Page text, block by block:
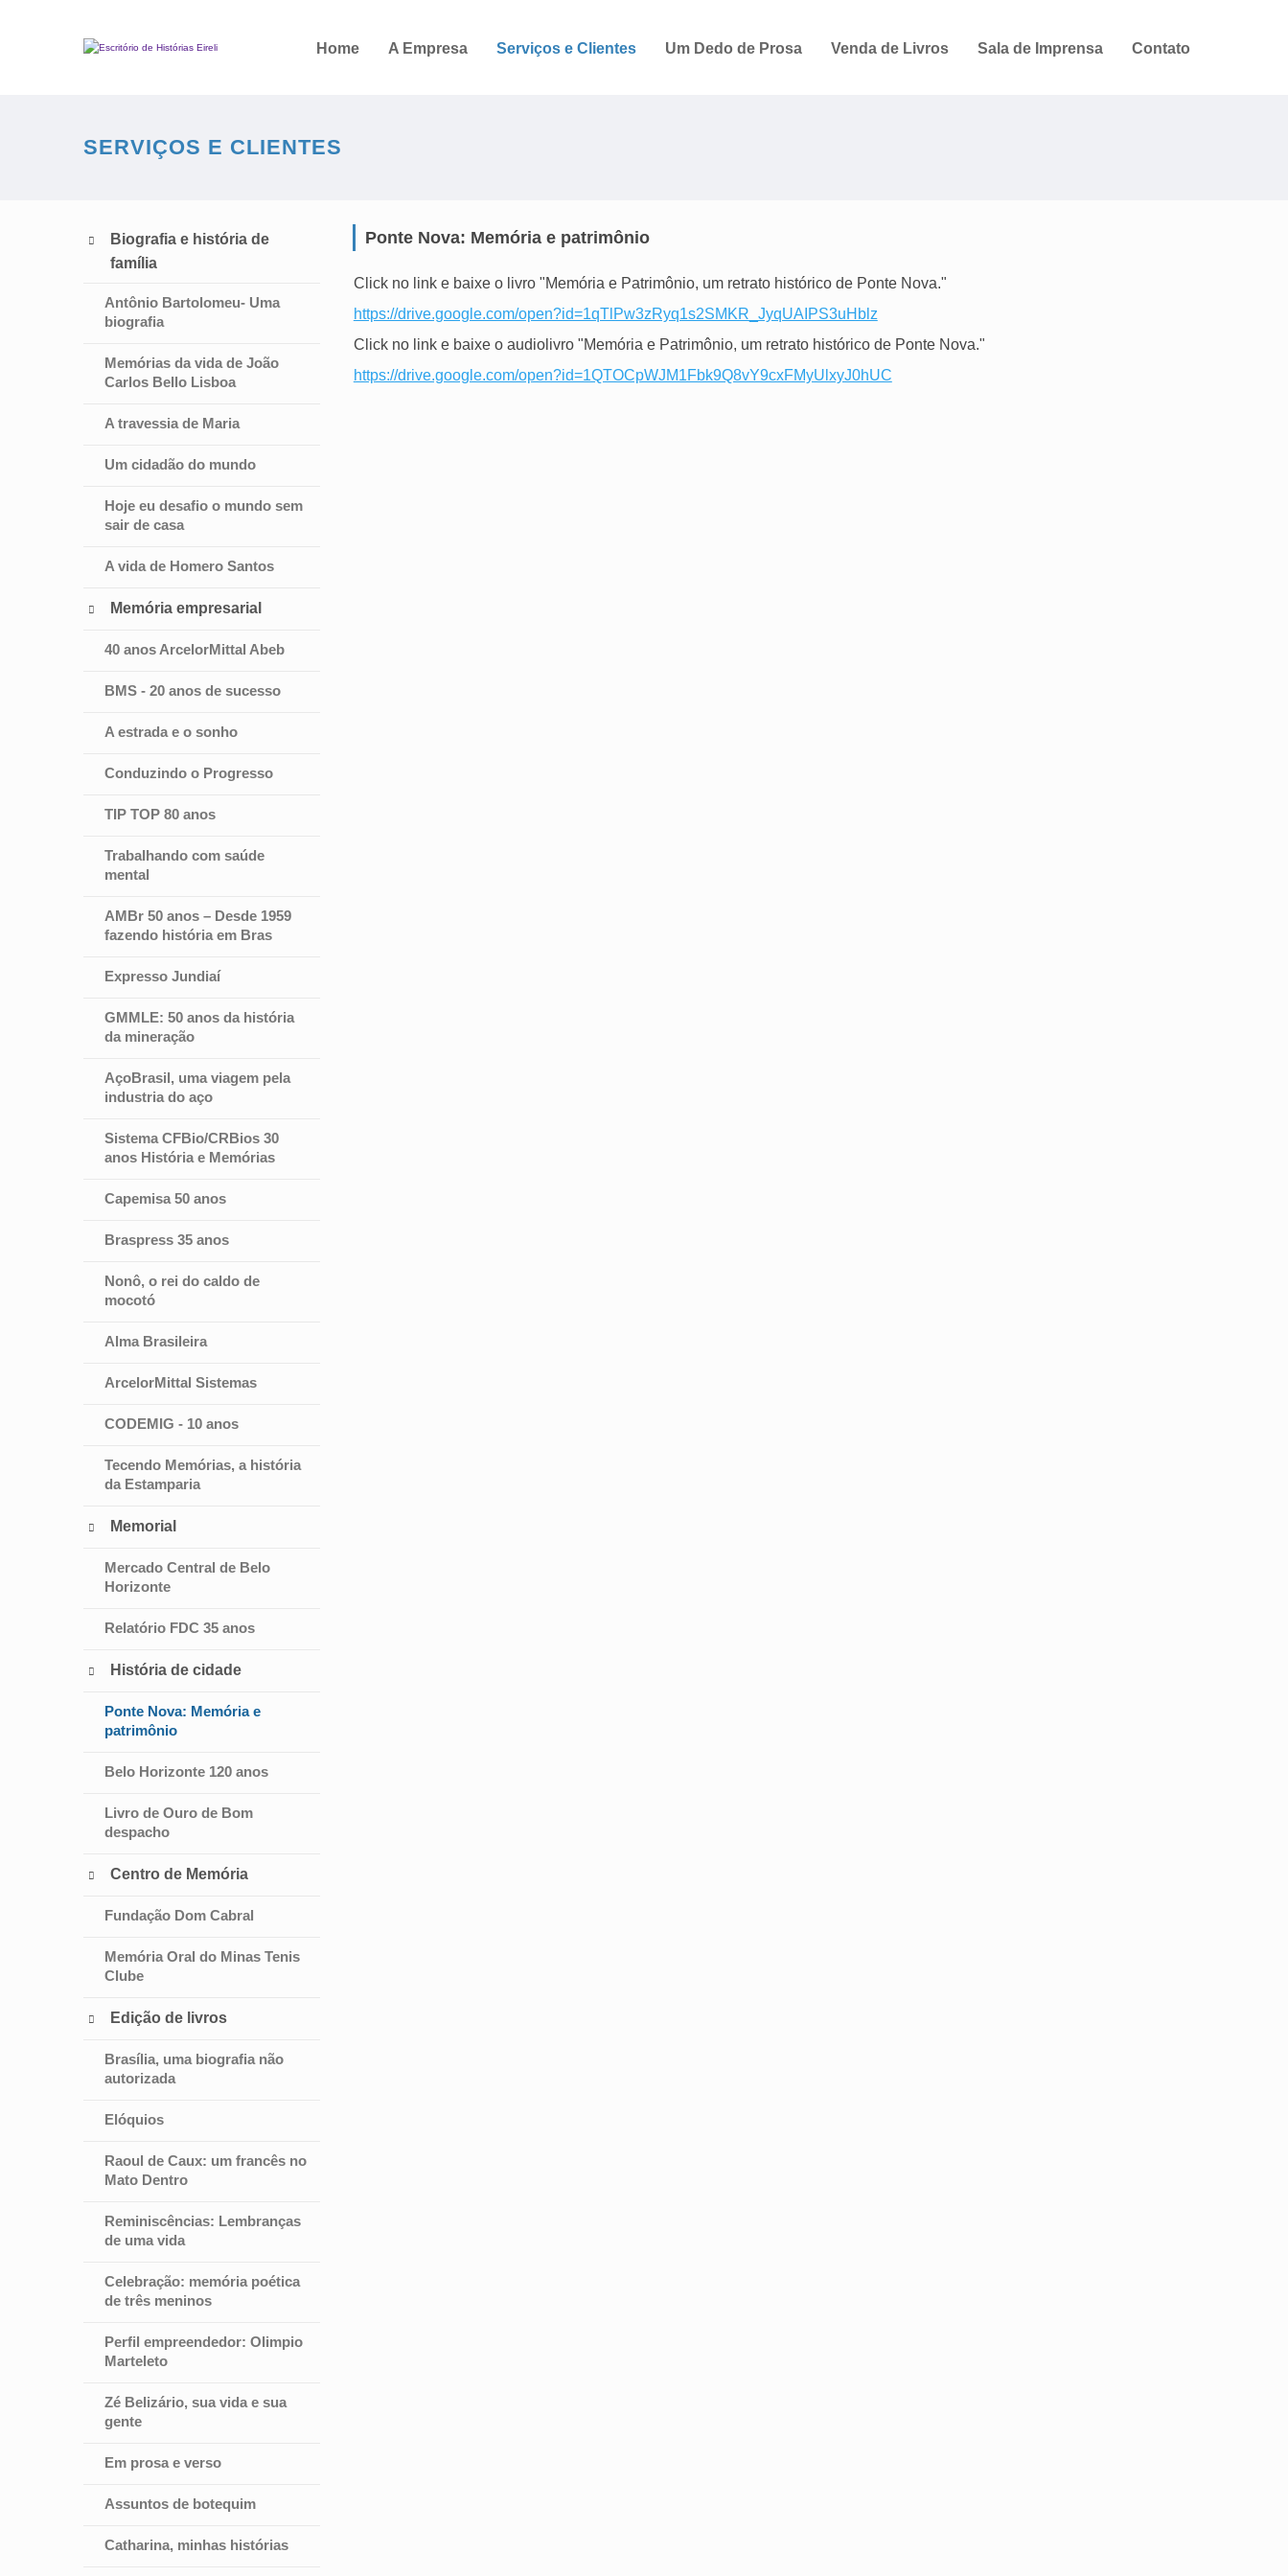
Home A Empresa Serviços e Clientes Um Dedo de Prosa Venda de Livros Sala de Imprensa Contato
SERVIÇOS E CLIENTES

Biografia e história de
família
Antônio Bartolomeu- Uma
biografia
Memórias da vida de João
Carlos Bello Lisboa
A travessia de Maria
Um cidadão do mundo
Hoje eu desafio o mundo sem
sair de casa
A vida de Homero Santos
 Memória empresarial
40 anos ArcelorMittal Abeb
BMS - 20 anos de sucesso
A estrada e o sonho
Conduzindo o Progresso
TIP TOP 80 anos
Trabalhando com saúde
mental
AMBr 50 anos – Desde 1959
fazendo história em Bras
Expresso Jundiaí
GMMLE: 50 anos da história
da mineração
AçoBrasil, uma viagem pela
industria do aço
Sistema CFBio/CRBios 30
anos História e Memórias
Capemisa 50 anos
Braspress 35 anos
Nonô, o rei do caldo de
mocotó
Alma Brasileira
ArcelorMittal Sistemas
CODEMIG - 10 anos
Tecendo Memórias, a história
da Estamparia
 Memorial
Mercado Central de Belo
Horizonte
Relatório FDC 35 anos
 História de cidade
Ponte Nova: Memória e
patrimônio
Belo Horizonte 120 anos
Livro de Ouro de Bom
despacho
 Centro de Memória
Fundação Dom Cabral
Memória Oral do Minas Tenis
Clube
 Edição de livros
Brasília, uma biografia não
autorizada
Elóquios
Raoul de Caux: um francês no
Mato Dentro
Reminiscências: Lembranças
de uma vida
Celebração: memória poética
de três meninos
Perfil empreendedor: Olimpio
Marteleto
Zé Belizário, sua vida e sua
gente
Em prosa e verso
Assuntos de botequim
Catharina, minhas histórias
Ponte Nova: Memória e patrimônio
Click no link e baixe o livro "Memória e Patrimônio, um retrato histórico de Ponte Nova."
https://drive.google.com/open?id=1qTlPw3zRyq1s2SMKR_JyqUAIPS3uHblz
Click no link e baixe o audiolivro "Memória e Patrimônio, um retrato histórico de Ponte Nova."
https://drive.google.com/open?id=1QTOCpWJM1Fbk9Q8vY9cxFMyUlxyJ0hUC